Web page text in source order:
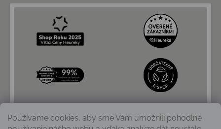
Používame cookies, aby sme Vám umožnili pohodlné